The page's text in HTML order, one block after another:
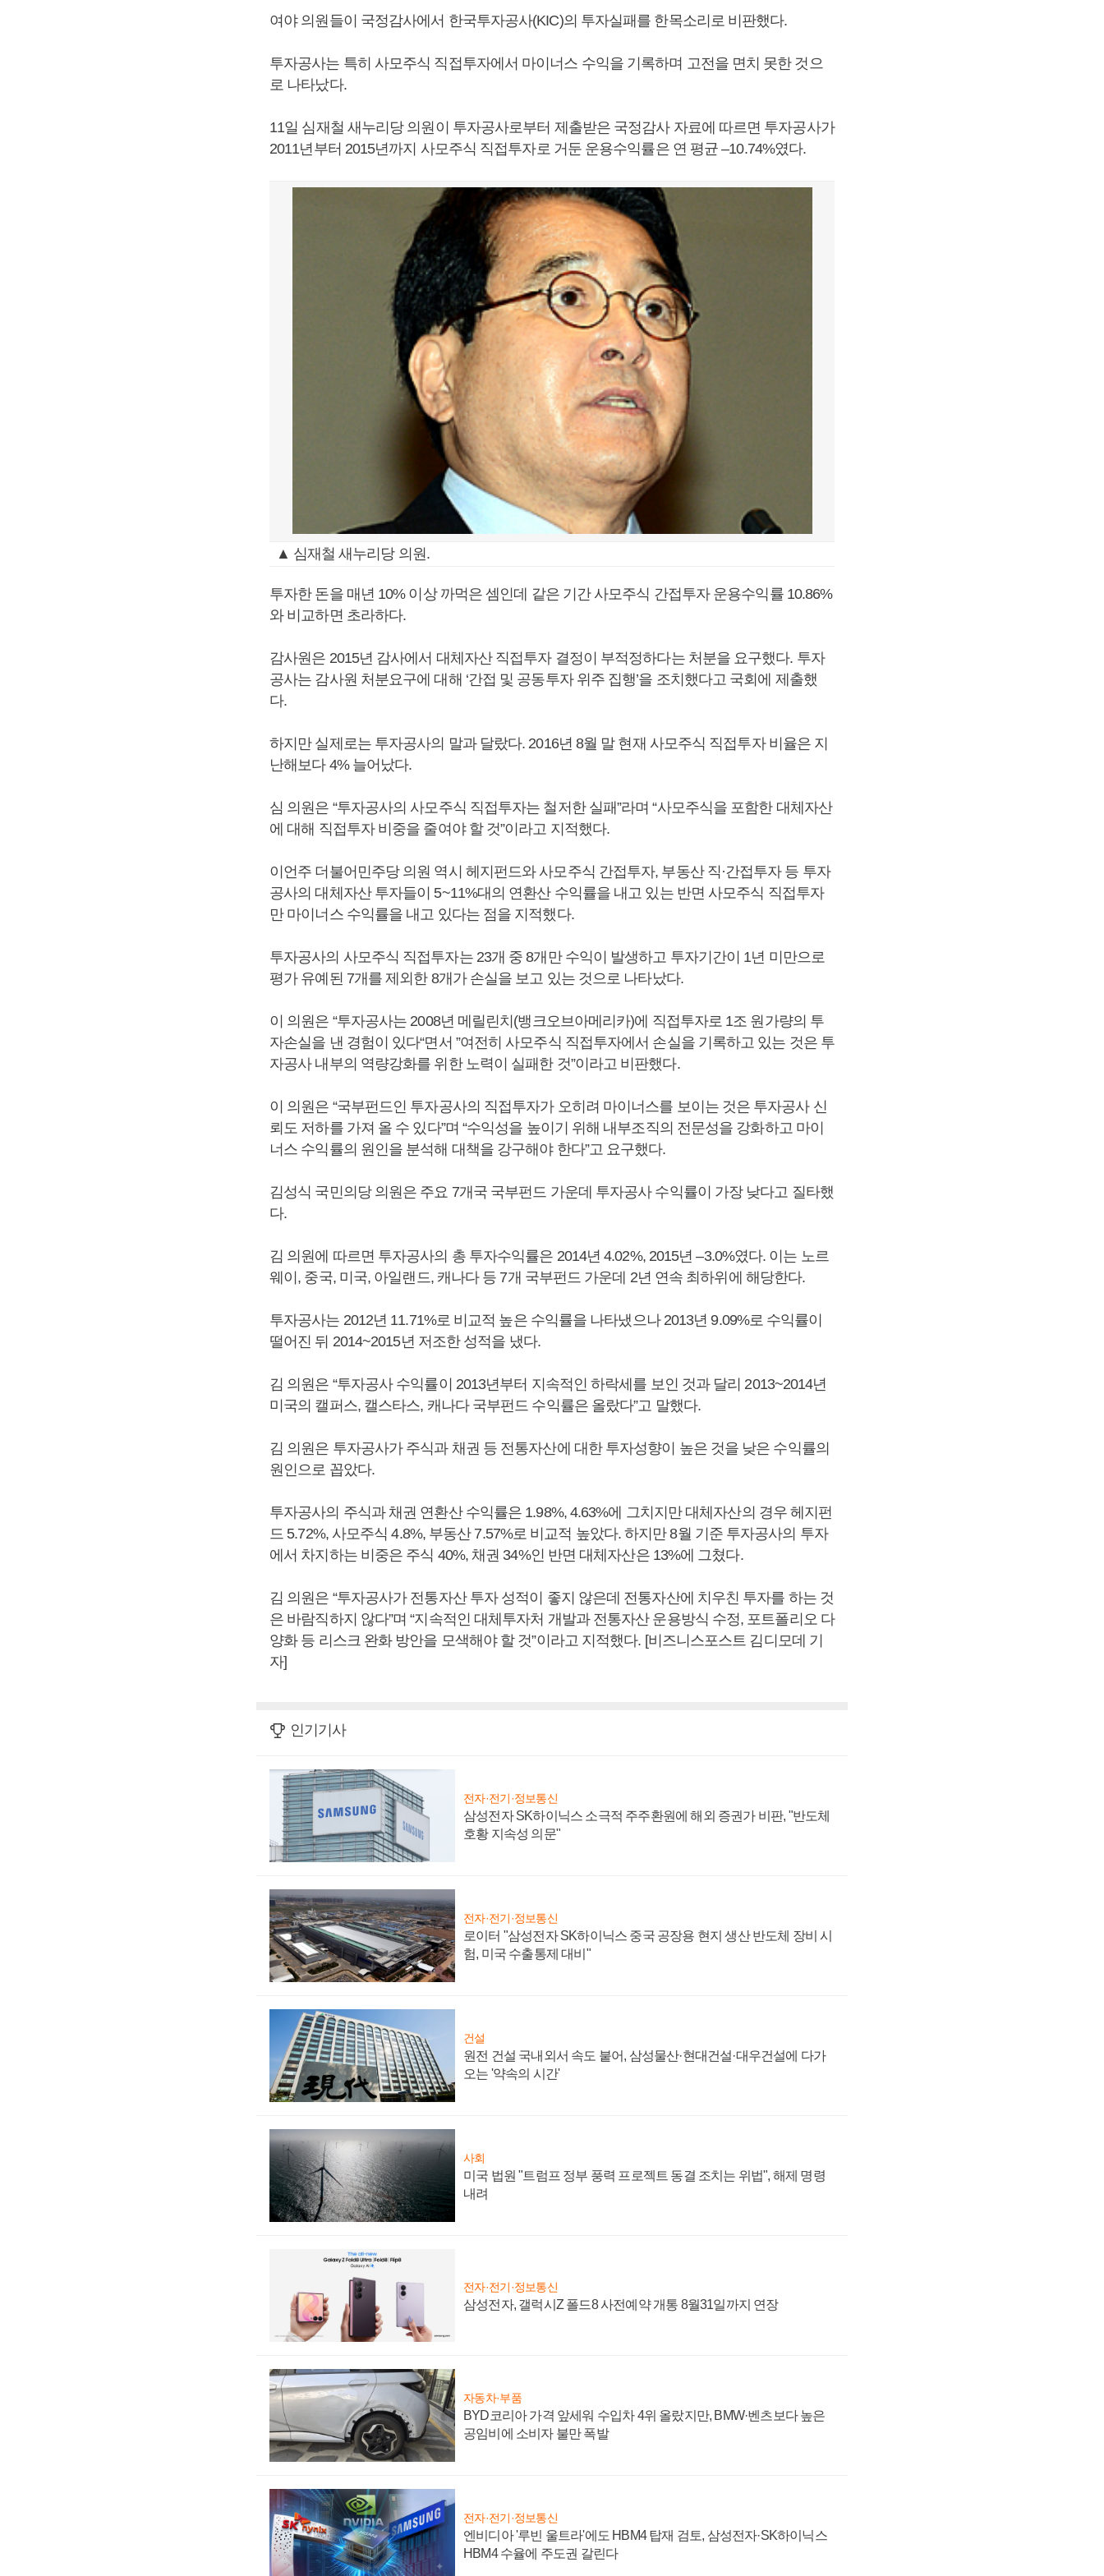
여야 의원들이 국정감사에서 한국투자공사(KIC)의 투자실패를 한목소리로 비판했다.
투자공사는 특히 사모주식 직접투자에서 마이너스 수익을 기록하며 고전을 면치 못한 것으
로 나타났다.
11일 심재철 새누리당 의원이 투자공사로부터 제출받은 국정감사 자료에 따르면 투자공사가
2011년부터 2015년까지 사모주식 직접투자로 거둔 운용수익률은 연 평균 –10.74%였다.
▲ 심재철 새누리당 의원.
투자한 돈을 매년 10% 이상 까먹은 셈인데 같은 기간 사모주식 간접투자 운용수익률 10.86%
와 비교하면 초라하다.
감사원은 2015년 감사에서 대체자산 직접투자 결정이 부적정하다는 처분을 요구했다. 투자
공사는 감사원 처분요구에 대해 ‘간접 및 공동투자 위주 집행’을 조치했다고 국회에 제출했
다.
하지만 실제로는 투자공사의 말과 달랐다. 2016년 8월 말 현재 사모주식 직접투자 비율은 지
난해보다 4% 늘어났다.
심 의원은 “투자공사의 사모주식 직접투자는 철저한 실패”라며 “사모주식을 포함한 대체자산
에 대해 직접투자 비중을 줄여야 할 것”이라고 지적했다.
이언주 더불어민주당 의원 역시 헤지펀드와 사모주식 간접투자, 부동산 직·간접투자 등 투자
공사의 대체자산 투자들이 5~11%대의 연환산 수익률을 내고 있는 반면 사모주식 직접투자
만 마이너스 수익률을 내고 있다는 점을 지적했다.
투자공사의 사모주식 직접투자는 23개 중 8개만 수익이 발생하고 투자기간이 1년 미만으로
평가 유예된 7개를 제외한 8개가 손실을 보고 있는 것으로 나타났다.
이 의원은 “투자공사는 2008년 메릴린치(뱅크오브아메리카)에 직접투자로 1조 원가량의 투
자손실을 낸 경험이 있다“면서 ”여전히 사모주식 직접투자에서 손실을 기록하고 있는 것은 투
자공사 내부의 역량강화를 위한 노력이 실패한 것”이라고 비판했다.
이 의원은 “국부펀드인 투자공사의 직접투자가 오히려 마이너스를 보이는 것은 투자공사 신
뢰도 저하를 가져 올 수 있다”며 “수익성을 높이기 위해 내부조직의 전문성을 강화하고 마이
너스 수익률의 원인을 분석해 대책을 강구해야 한다”고 요구했다.
김성식 국민의당 의원은 주요 7개국 국부펀드 가운데 투자공사 수익률이 가장 낮다고 질타했
다.
김 의원에 따르면 투자공사의 총 투자수익률은 2014년 4.02%, 2015년 –3.0%였다. 이는 노르
웨이, 중국, 미국, 아일랜드, 캐나다 등 7개 국부펀드 가운데 2년 연속 최하위에 해당한다.
투자공사는 2012년 11.71%로 비교적 높은 수익률을 나타냈으나 2013년 9.09%로 수익률이
떨어진 뒤 2014~2015년 저조한 성적을 냈다.
김 의원은 “투자공사 수익률이 2013년부터 지속적인 하락세를 보인 것과 달리 2013~2014년
미국의 캘퍼스, 캘스타스, 캐나다 국부펀드 수익률은 올랐다”고 말했다.
김 의원은 투자공사가 주식과 채권 등 전통자산에 대한 투자성향이 높은 것을 낮은 수익률의
원인으로 꼽았다.
투자공사의 주식과 채권 연환산 수익률은 1.98%, 4.63%에 그치지만 대체자산의 경우 헤지펀
드 5.72%, 사모주식 4.8%, 부동산 7.57%로 비교적 높았다. 하지만 8월 기준 투자공사의 투자
에서 차지하는 비중은 주식 40%, 채권 34%인 반면 대체자산은 13%에 그쳤다.
김 의원은 “투자공사가 전통자산 투자 성적이 좋지 않은데 전통자산에 치우친 투자를 하는 것
은 바람직하지 않다”며 “지속적인 대체투자처 개발과 전통자산 운용방식 수정, 포트폴리오 다
양화 등 리스크 완화 방안을 모색해야 할 것”이라고 지적했다. [비즈니스포스트 김디모데 기
자]
인기기사
전자·전기·정보통신
삼성전자 SK하이닉스 소극적 주주환원에 해외 증권가 비판, "반도체
호황 지속성 의문"
전자·전기·정보통신
로이터 "삼성전자 SK하이닉스 중국 공장용 현지 생산 반도체 장비 시
험, 미국 수출통제 대비"
건설
원전 건설 국내외서 속도 붙어, 삼성물산·현대건설·대우건설에 다가
오는 '약속의 시간'
사회
미국 법원 "트럼프 정부 풍력 프로젝트 동결 조치는 위법", 해제 명령
내려
전자·전기·정보통신
삼성전자, 갤럭시Z 폴드8 사전예약 개통 8월31일까지 연장
자동차·부품
BYD코리아 가격 앞세워 수입차 4위 올랐지만, BMW·벤츠보다 높은
공임비에 소비자 불만 폭발
전자·전기·정보통신
엔비디아 '루빈 울트라'에도 HBM4 탑재 검토, 삼성전자·SK하이닉스
HBM4 수율에 주도권 갈린다